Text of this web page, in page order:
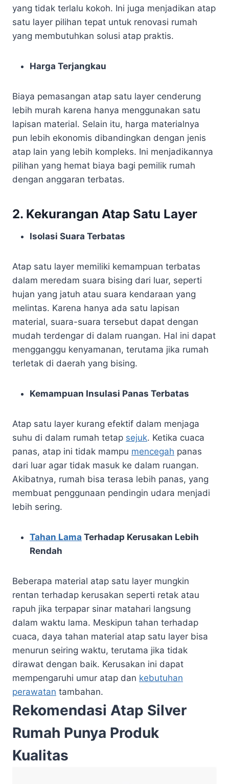
yang tidak terlalu kokoh. Ini juga menjadikan atap
satu layer pilihan tepat untuk renovasi rumah
yang membutuhkan solusi atap praktis.
Harga Terjangkau
Biaya pemasangan atap satu layer cenderung
lebih murah karena hanya menggunakan satu
lapisan material. Selain itu, harga materialnya
pun lebih ekonomis dibandingkan dengan jenis
atap lain yang lebih kompleks. Ini menjadikannya
pilihan yang hemat biaya bagi pemilik rumah
dengan anggaran terbatas.
2. Kekurangan Atap Satu Layer
Isolasi Suara Terbatas
Atap satu layer memiliki kemampuan terbatas
dalam meredam suara bising dari luar, seperti
hujan yang jatuh atau suara kendaraan yang
melintas. Karena hanya ada satu lapisan
material, suara-suara tersebut dapat dengan
mudah terdengar di dalam ruangan. Hal ini dapat
mengganggu kenyamanan, terutama jika rumah
terletak di daerah yang bising.
Kemampuan Insulasi Panas Terbatas
Atap satu layer kurang efektif dalam menjaga
suhu di dalam rumah tetap sejuk. Ketika cuaca
panas, atap ini tidak mampu mencegah panas
dari luar agar tidak masuk ke dalam ruangan.
Akibatnya, rumah bisa terasa lebih panas, yang
membuat penggunaan pendingin udara menjadi
lebih sering.
Tahan Lama Terhadap Kerusakan Lebih
Rendah
Beberapa material atap satu layer mungkin
rentan terhadap kerusakan seperti retak atau
rapuh jika terpapar sinar matahari langsung
dalam waktu lama. Meskipun tahan terhadap
cuaca, daya tahan material atap satu layer bisa
menurun seiring waktu, terutama jika tidak
dirawat dengan baik. Kerusakan ini dapat
mempengaruhi umur atap dan kebutuhan
perawatan tambahan.
Rekomendasi Atap Silver
Rumah Punya Produk
Kualitas